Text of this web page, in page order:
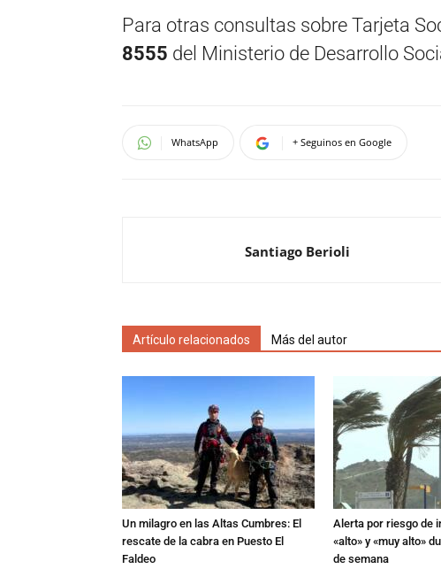
Para otras consultas sobre Tarjeta
8555 del Ministerio de Desarrollo
WhatsApp + Seguinos en Google
Santiago Berioli
Artículo relacionados Más del autor
Un milagro en las Altas Cumbres: El
rescate de la cabra en Puesto El
Faldeo
Alerta por riesgo de
«alto» y «muy alto»
de semana